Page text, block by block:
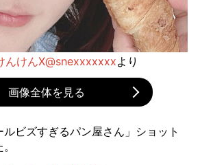
んけんX@snexxxxxxxより
画像全体を見る
ルビズすぎるパン屋さん」ショット